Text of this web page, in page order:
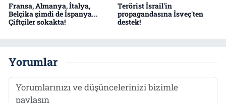
Fransa, Almanya, İtalya,
Belçika şimdi de İspanya...
Çiftçiler sokakta!
Terörist İsrail'in
propagandasına İsveç'ten
destek!
Yorumlar